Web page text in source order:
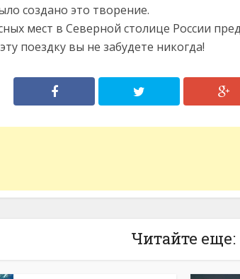
создано это творение.
мест в Северной столице России
поездку вы не забудете никогда!
Читайте еще: